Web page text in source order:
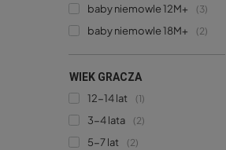
baby niemowle 12M+ 3
baby niemowle 18M+
2
WIEK GRACZA
12-14 lat
1
3-4 lata 2
5-7 lat 2